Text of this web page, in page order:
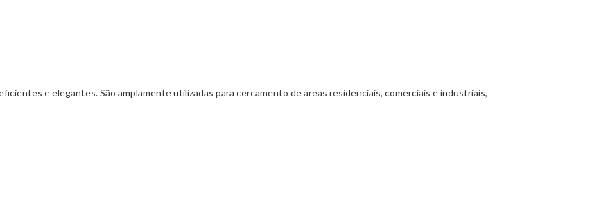
e elegantes. São amplamente utilizadas para cercamento de áreas residenciais, comerciais e industriais,